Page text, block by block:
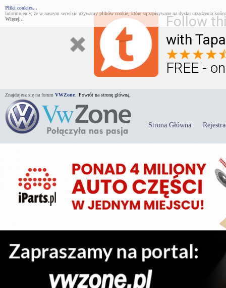
Follow
with
FREE -
Pliki cookies...
Informujemy, że w naszym serwisie używamy plików cookie, które są zapisywane na dysku urządzenia
Więcej...
Znajdujesz się na forum VWZone Powrót na stronę główną.
Strona Główna